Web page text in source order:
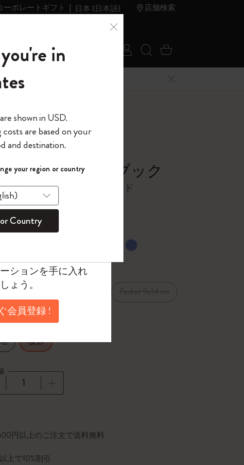
ーポレートギフト 日本 (日本語) 店舗検索
ゴリ
ール
ログイン
界へようこそ
情報を保存する
検索 (キーワード
カート 0 アイ
メニューを閉じる
シック ノートブック
カバー, スカーレットレッド
a color
size
13x21 cm
a layout
横罫
円以上のご注文で送料無料
上で10%割引
世界へようこそ
録して、コード
」を入力すると、初
＋送料無料になり
アウトレット品は
用外。
ションを手に入れ
ょう。
会員登録 !
in
shown in USD.
are based on your
and destination.
your region or country
Country